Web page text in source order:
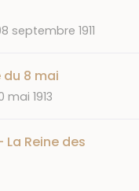
septembre 1911
du 8 mai
mai 1913
Reine des